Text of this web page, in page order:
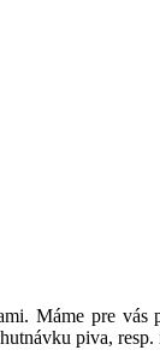
Máme pre
piva, resp.